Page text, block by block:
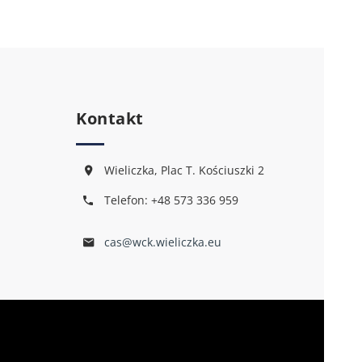
Kontakt
Wieliczka, Plac T. Kościuszki 2
Telefon: +48 573 336 959
cas@wck.wieliczka.eu